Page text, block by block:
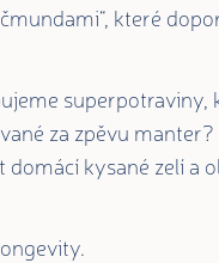
které
superpotraviny,
za zpěvu
kysané zelí a